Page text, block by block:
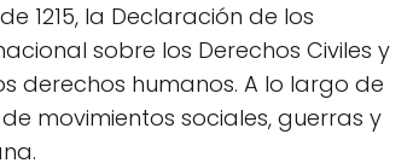
1215, la Declaración de los
sobre los Derechos Civiles y
derechos humanos. A lo largo de
movimientos sociales, guerras y